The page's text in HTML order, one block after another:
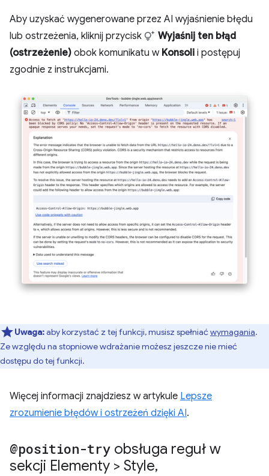
Aby uzyskać wygenerowane przez AI wyjaśnienie błędu
lub ostrzeżenia, kliknij przycisk
Wyjaśnij ten błąd
(ostrzeżenie) obok komunikatu w Konsoli i postępuj
zgodnie z instrukcjami.
Uwaga:aby korzystać z tej funkcji, musisz spełniać wymagania.
Ze względu na stopniowe wdrażanie możesz jeszcze nie mieć
dostępu do tej funkcji.
Więcej informacji znajdziesz w artykule Lepsze
zrozumienie błędów i ostrzeżeń dzięki AI.
@position-try obsługa reguł w
sekcji Elementy > Style,